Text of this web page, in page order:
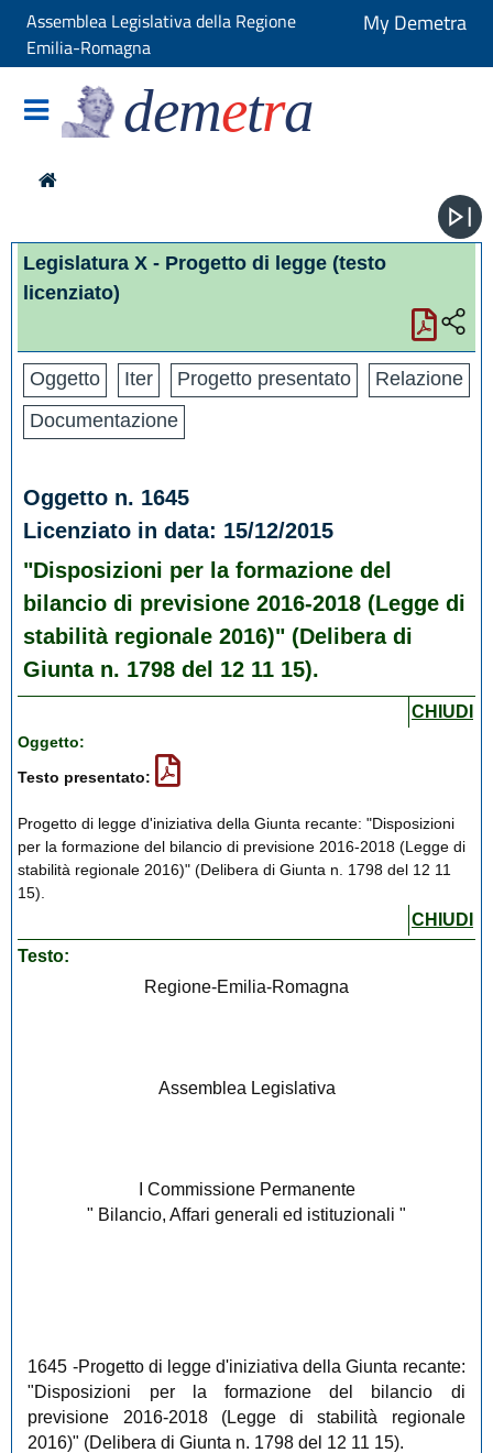
Assemblea Legislativa della Regione
Emilia-Romagna
My Demetra
demetra
Legislatura X - Progetto di legge (testo
licenziato)
Oggetto Iter Progetto presentato
Relazione
Documentazione
Oggetto n. 1645
Licenziato in data: 15/12/2015
"Disposizioni per la formazione del
bilancio di previsione 2016-2018 (Legge di
stabilità regionale 2016)" (Delibera di
Giunta n. 1798 del 12 11 15).
CHIUDI
Oggetto:
Testo presentato:
Progetto di legge d'iniziativa della Giunta recante: "Disposizioni
per la formazione del bilancio di previsione 2016-2018 (Legge di
stabilità regionale 2016)" (Delibera di Giunta n. 1798 del 12 11
15).
CHIUDI
Testo:
Regione-Emilia-Romagna
Assemblea Legislativa
I Commissione Permanente
" Bilancio, Affari generali ed istituzionali "
1645 -Progetto di legge d'iniziativa della Giunta recante:
"Disposizioni per la formazione del bilancio di
previsione 2016-2018 (Legge di stabilità regionale
2016)" (Delibera di Giunta n. 1798 del 12 11 15).